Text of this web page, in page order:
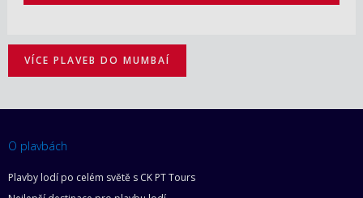
VÍCE PLAVEB DO MUMBAÍ
O plavbách
Plavby lodí po celém světě s CK PT Tours